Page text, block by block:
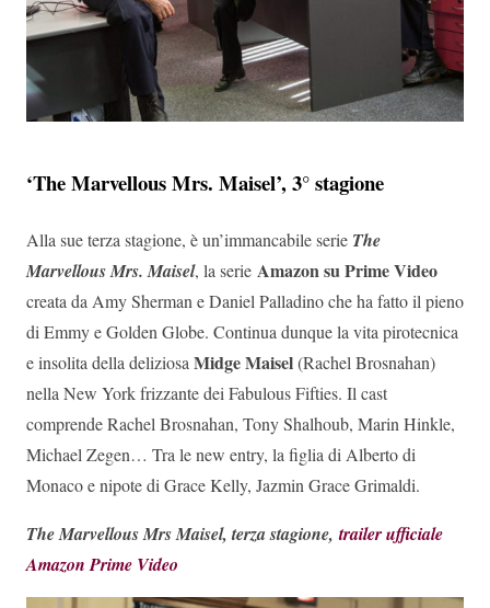
‘The Marvellous Mrs. Maisel’, 3° stagione
Alla sue terza stagione, è un’immancabile serie The
Marvellous Mrs. Maisel, la serie Amazon su Prime Video
creata da Amy Sherman e Daniel Palladino che ha fatto il pieno
di Emmy e Golden Globe. Continua dunque la vita pirotecnica
e insolita della deliziosa Midge Maisel(Rachel Brosnahan)
nella New York frizzante dei Fabulous Fifties. Il cast
comprende Rachel Brosnahan, Tony Shalhoub, Marin Hinkle,
Michael Zegen… Tra le new entry, la figlia di Alberto di
Monaco e nipote di Grace Kelly, Jazmin Grace Grimaldi.
The Marvellous Mrs Maisel, terza stagione, trailer ufficiale
Amazon Prime Video